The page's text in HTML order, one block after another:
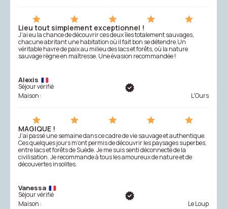
Lieu tout simplement exceptionnel !
J'ai eu la chance de découvrir ces deux îles totalement sauvages,
chacune abritant une habitation où il fait bon se détendre.Un
véritable havre de paix au milieu des lacs et forêts, où la nature
sauvage règne en maîtresse. Une évasion recommandée !
Alexis
Séjour vérifié
Maison :
L'Ours
MAGIQUE !
J’ai passé une semaine dans ce cadre de vie sauvage et authentique.
Ces quelques jours m’ont permis de découvrir les paysages superbes,
entre lacs et forêts de Suède. Je me suis senti déconnecté de la
civilisation. Je recommande à tous les amoureux de nature et de
découvertes insolites.
Vanessa
Séjour vérifié
Maison :
Le Loup